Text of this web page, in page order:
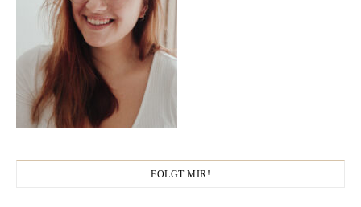
FOLGT MIR!